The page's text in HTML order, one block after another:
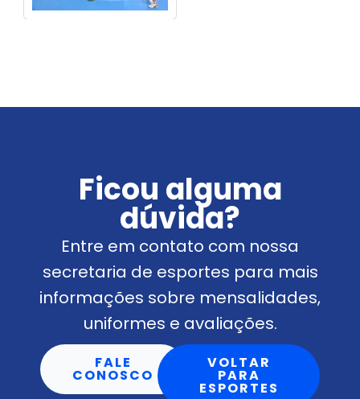
Ficou alguma
dúvida?
Entre em contato com nossa
secretaria de esportes para mais
informações sobre mensalidades,
uniformes e avaliações.
FALE
CONOSCO
VOLTAR
PARA
ESPORTES